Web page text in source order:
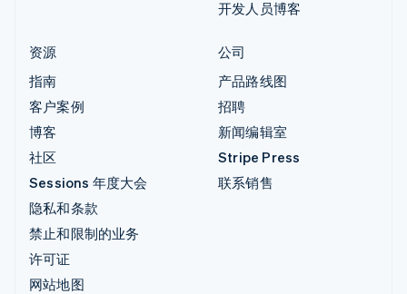
开发人员博客
资源
指南
客户案例
博客
社区
Sessions 年度大会
隐私和条款
禁止和限制的业务
许可证
网站地图
公司
产品路线图
招聘
新闻编辑室
Stripe Press
联系销售